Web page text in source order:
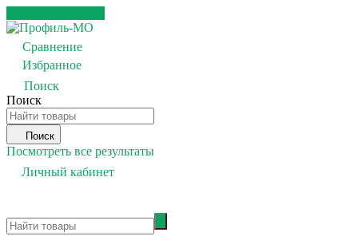
Сравнение
Избранное
Поиск
Поиск
Поиск
Посмотреть все результаты
Личный кабинет